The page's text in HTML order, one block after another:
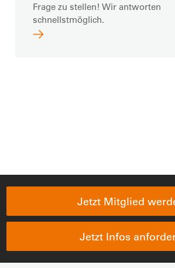
Frage zu stellen! Wir antworten
schnellstmöglich.
Jetzt Mitglied
Jetzt Infos